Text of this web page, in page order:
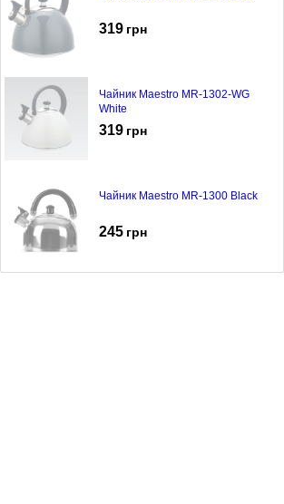
319 грн
Чайник Maestro MR-1302-WG
White
319 грн
Чайник Maestro MR-1300 Black
245 грн